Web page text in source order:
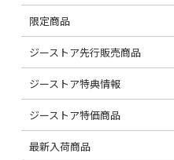
限定商品
ジーストア先行販売商品
ジーストア特典情報
ジーストア特価商品
最新入荷商品